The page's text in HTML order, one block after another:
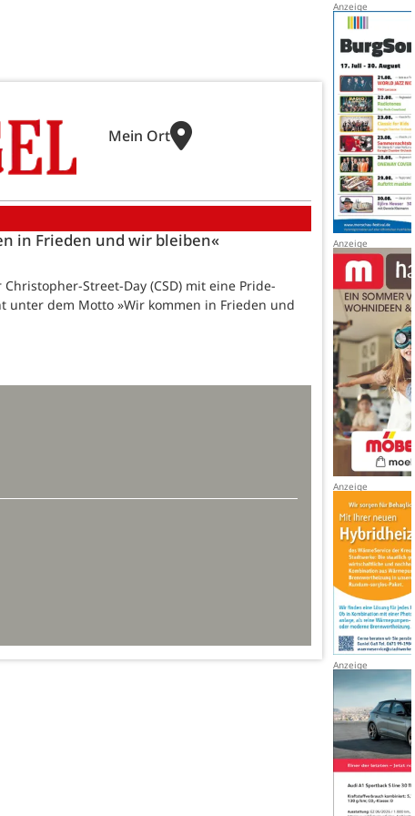
Mein Ort
in Frieden und wir bleiben«
Street-Day (CSD) mit eine Pride-
unter dem Motto »Wir kommen in Frieden und